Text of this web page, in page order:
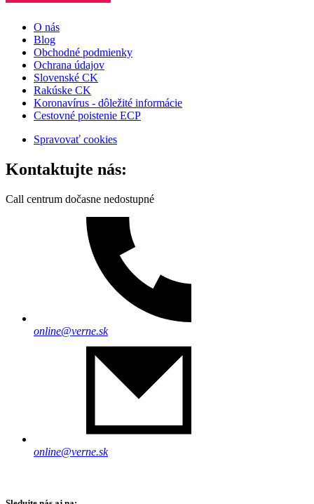
O nás
Blog
Obchodné podmienky
Ochrana údajov
Slovenské CK
Rakúske CK
Koronavírus - dôležité informácie
Cestovné poistenie ECP
Spravovať cookies
Kontaktujte nás:
Call centrum dočasne nedostupné
online@verne.sk
online@verne.sk